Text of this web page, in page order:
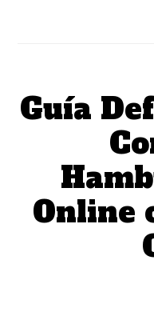
Guía
Online